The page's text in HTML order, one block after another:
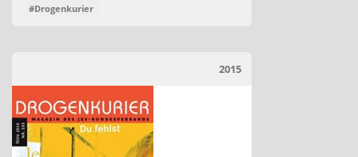
#Drogenkurier
2015